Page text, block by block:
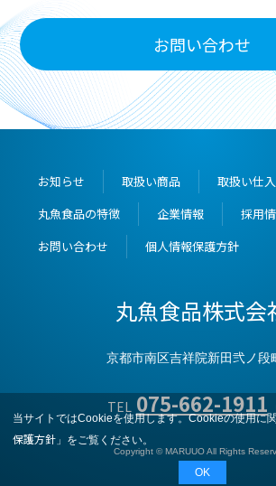
お問い合わせ
お知らせ 取扱い商品
取扱い仕
丸魚食品の特徴
企業情報
採用
お問い合わせ
個人情報保護方針
丸魚食品株式会
京都市南区吉祥院新田弐ノ段
TEL 075-662-1911
Copyright © MARUUO All Rights
当サイトではCookieを使用します。Cookieの使用に
保護方針 」をご覧ください。
OK